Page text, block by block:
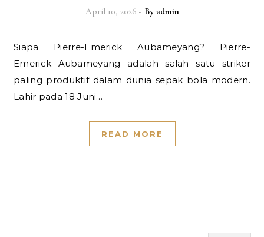
April 10, 2026 - By admin
Siapa Pierre-Emerick Aubameyang? Pierre-
Emerick Aubameyang adalah salah satu striker
paling produktif dalam dunia sepak bola modern.
Lahir pada 18 Juni…
READ MORE